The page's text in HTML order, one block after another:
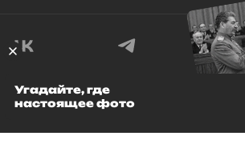
© 1999–2026 Все права защищены.
Угадайте, где
настоящее фото